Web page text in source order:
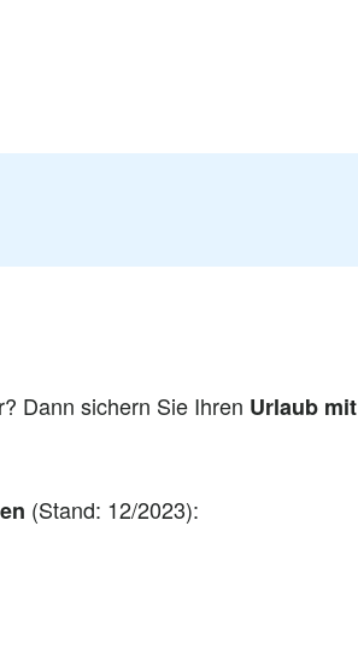
Dann sichern Sie Ihren Urlaub mit
(Stand: 12/2023):